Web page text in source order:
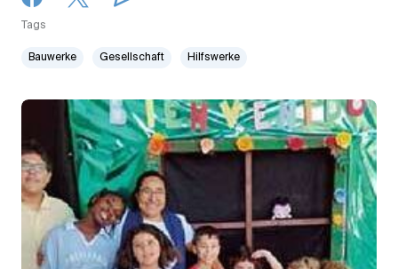
Tags
Bauwerke Gesellschaft Hilfswerke